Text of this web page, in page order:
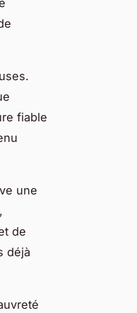
fiable
une
de
déjà